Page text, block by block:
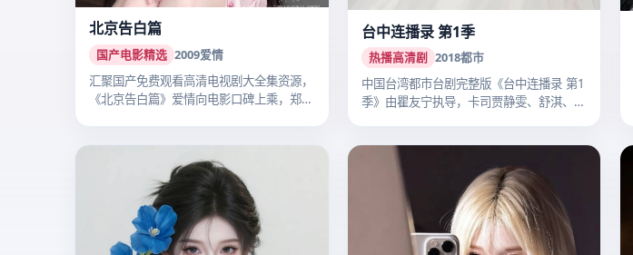
北京告白篇
国产电影精选 2009爱情
汇聚国产免费观看高清电视剧大全集资源，
《北京告白篇》爱情向电影口碑上乘，郑晓
台中连播录 第1季
热播高清剧 2018都市
中国台湾都市台剧完整版《台中连播录 第1
季》由瞿友宁执导，卡司贾静雯、舒淇、桂